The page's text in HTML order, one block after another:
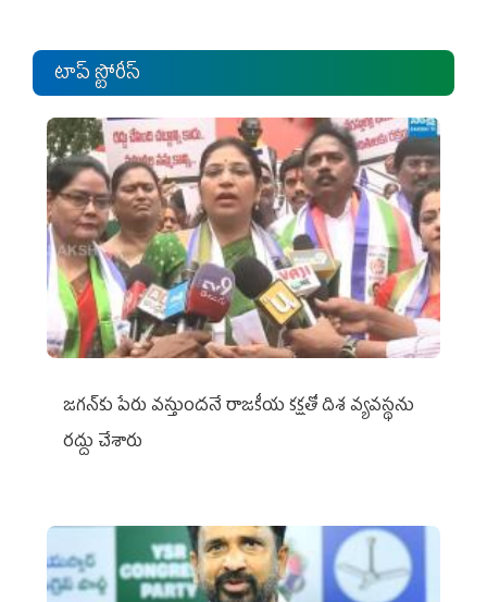
టాప్ స్టోరీస్
జగన్‌కు పేరు వస్తుందనే రాజకీయ కక్షతో దిశ వ్య‌వ‌స్థ‌ను
రద్దు చేశారు